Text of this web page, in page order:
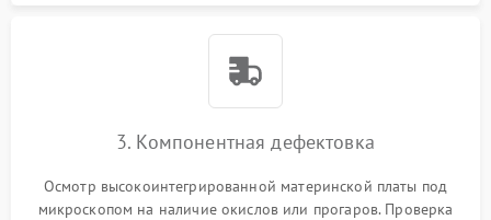
3. Компонентная дефектовка
Осмотр высокоинтегрированной материнской платы под
микроскопом на наличие окислов или прогаров. Проверка